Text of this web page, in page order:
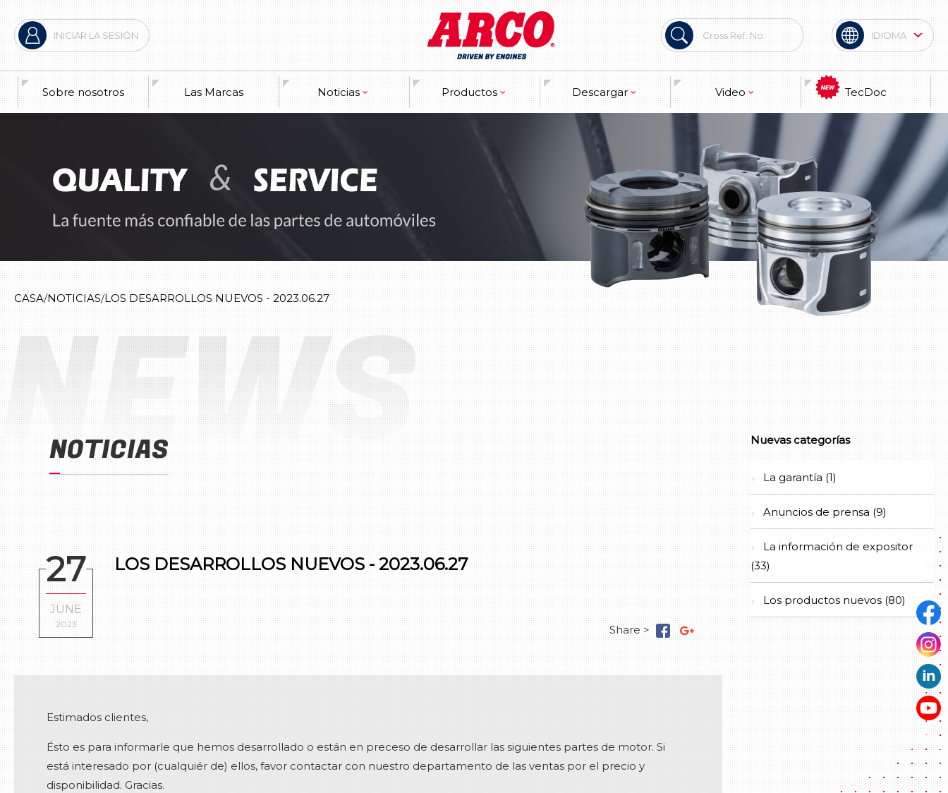
INICIAR LA SESIÓN
English
IDIOMA
Sobre nosotros Las Marcas Noticias
La información de expositor
Los productos nuevos
Productos
Los metales de motor
Las empaquetaduras
Los componentes de distribución
El sistema de refresco
El sistema de lubricación
El sistema de combustible
El sistema del encendido
El sistema del turbo
Las partes del diversos
Descargar
Catalogues
Marketing Material
Video
Técnica
TecDoc
CASA NOTICIAS LOS DESARROLLOS NUEVOS - 2023.06.27
NEWS
NOTICIAS
27
JUNE
2023
LOS DESARROLLOS NUEVOS - 2023.06.27
Estimados clientes,
Ésto es para informarle que hemos desarrollado o están en preceso de desarrollar las siguientes partes de motor. Si
está interesado por (cualquiér de) ellos, favor contactar con nuestro departamento de las ventas por el precio y
disponibilidad. Gracias.
Nuevas categorías
La garantía (1)
Anuncios de prensa (9)
La información de expositor
(33)
Los productos nuevos (80)